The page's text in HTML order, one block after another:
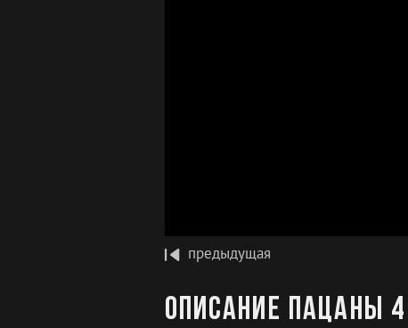
предыдущая
Описание Пацаны